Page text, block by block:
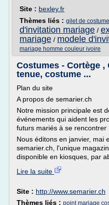
Site : bexley.fr
Thèmes liés : gilet de
d'invitation mariage /
mariage / modele
mariage homme couleur ivoire
Costumes - Cortège ,
tenue, costume ...
Plan du site
A propos de semarier.ch
Notre mission principale est
événements qui aident les
futurs mariés à se rencontrer
Nous éditons en janvier, mai
semarier.ch, l'unique
disponible en kiosques, par
Lire la suite
Site : http://www.semarier.ch
Thèmes liés : point mariage